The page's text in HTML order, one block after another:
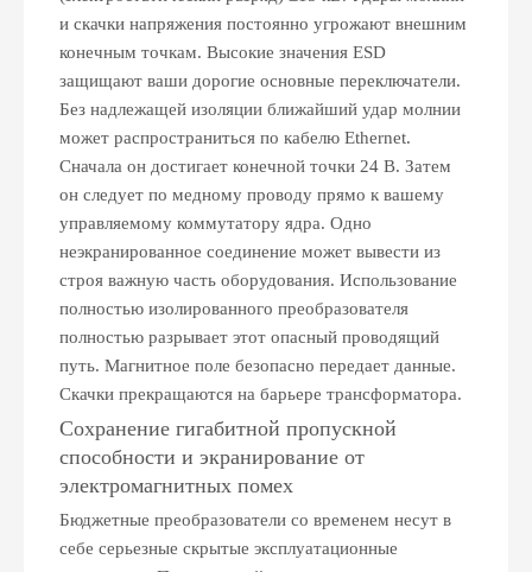
и скачки напряжения постоянно угрожают внешним
конечным точкам. Высокие значения ESD
защищают ваши дорогие основные переключатели.
Без надлежащей изоляции ближайший удар молнии
может распространиться по кабелю Ethernet.
Сначала он достигает конечной точки 24 В. Затем
он следует по медному проводу прямо к вашему
управляемому коммутатору ядра. Одно
неэкранированное соединение может вывести из
строя важную часть оборудования. Использование
полностью изолированного преобразователя
полностью разрывает этот опасный проводящий
путь. Магнитное поле безопасно передает данные.
Скачки прекращаются на барьере трансформатора.
Сохранение гигабитной пропускной
способности и экранирование от
электромагнитных помех
Бюджетные преобразователи со временем несут в
себе серьезные скрытые эксплуатационные